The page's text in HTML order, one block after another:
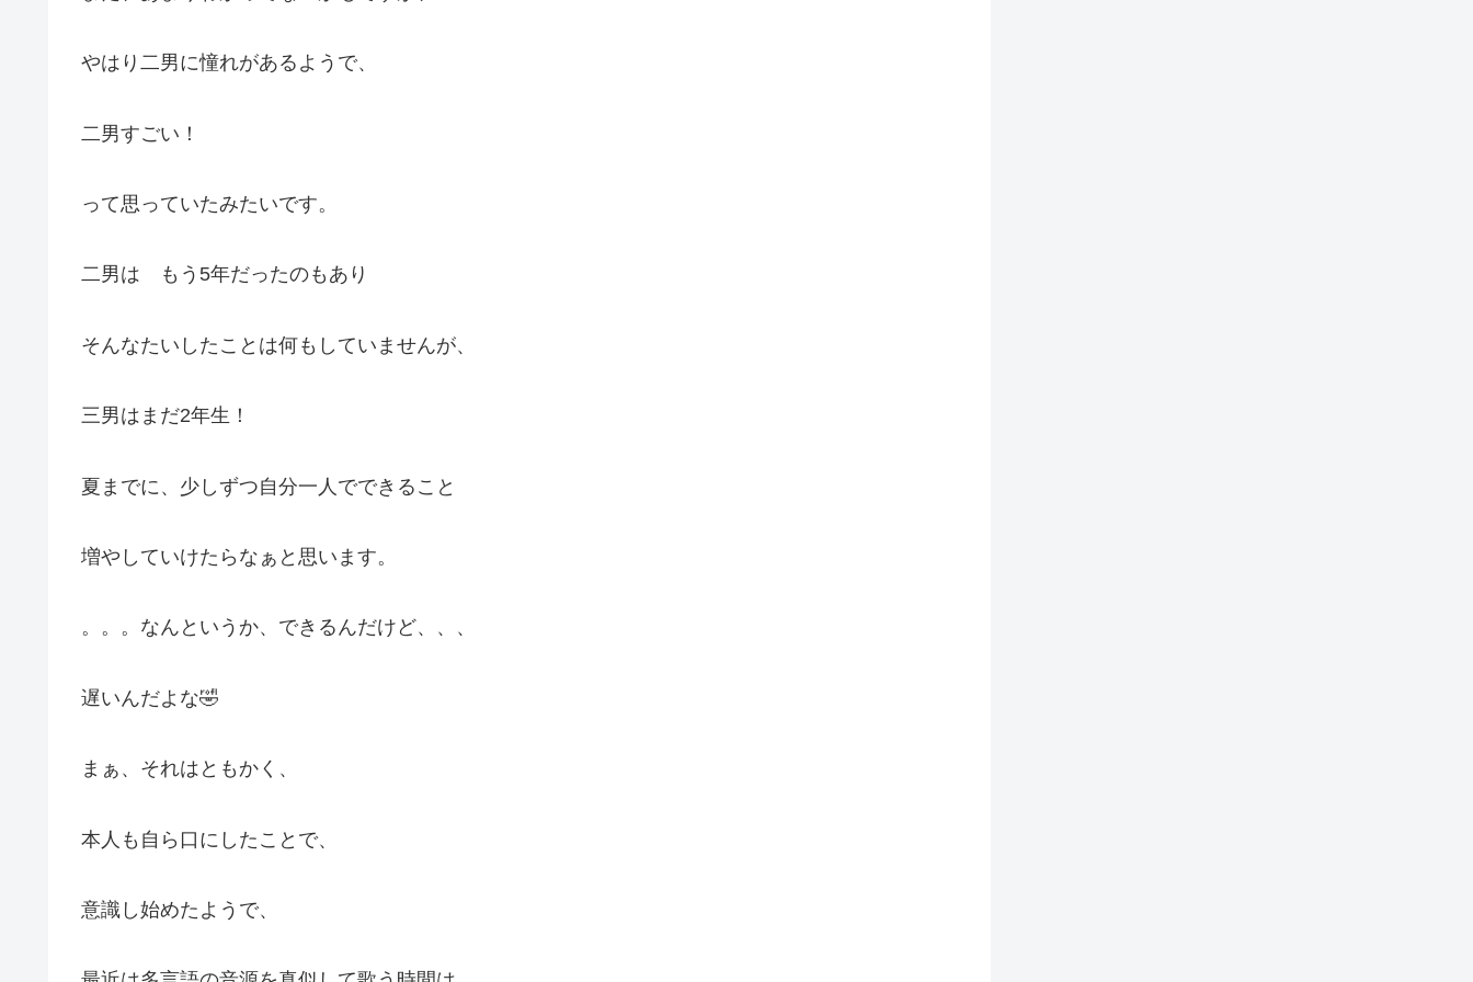
やはり二男に憧れがあるようで、
二男すごい！
って思っていたみたいです。
二男は もう5年だったのもあり
そんなたいしたことは何もしていませんが、
三男はまだ2年生！
夏までに、少しずつ自分一人でできること
増やしていけたらなぁと思います。
。。。なんというか、できるんだけど、、、
遅いんだよな🤣
まぁ、それはともかく、
本人も自ら口にしたことで、
意識し始めたようで、